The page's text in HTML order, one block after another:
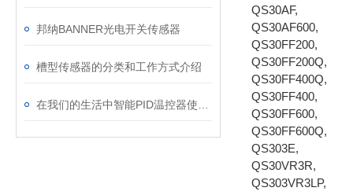
邦纳BANNER光电开关传感器
槽型传感器的分类和工作方式介绍
QS30AF,
QS30AF600,
QS30FF200,
QS30FF200Q,
QS30FF400Q,
QS30FF400,
QS30FF600,
QS30FF600Q,
QS303E,
QS30VR3R,
QS303VR3LP,